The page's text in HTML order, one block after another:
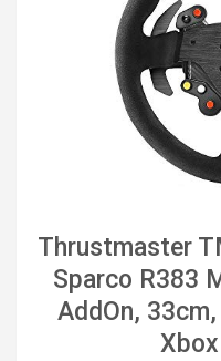
Thrustmaster
Sparco R383
AddOn,